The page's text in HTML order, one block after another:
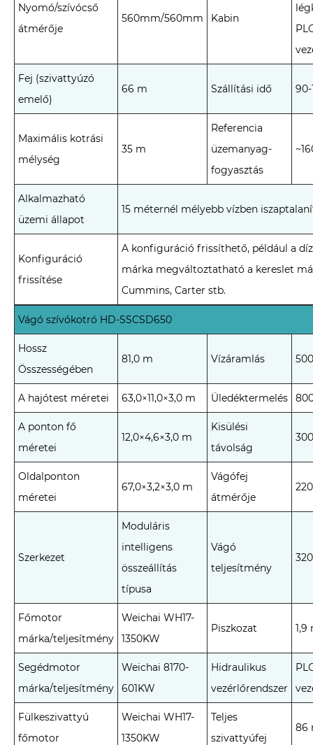
Nyomó/szívócső
átmérője
560mm/560mm Kabin
Fej (szivattyúzó
emelő)
66 m Szállítási idő 90-
Maximális kotrási
mélység
35 m
Referencia
üzemanyag-
fogyasztás
Alkalmazható
üzemi állapot
15 méternél mélyebb vízben
Konfiguráció
frissítése
A konfiguráció frissíthető, például a
márka megváltoztatható a kereslet
Cummins, Carter stb.
Vágó szívókotró HD-SSCSD650
Hossz
Összességében
81,0 m Vízáramlás
A hajótest méretei 63,0×11,0×3,0 m Üledéktermelés
A ponton fő
méretei
12,0×4,6×3,0 m
Kisülési
távolság
Oldalponton
méretei
67,0×3,2×3,0 m
Vágófej
átmérője
Szerkezet
Moduláris
intelligens
összeállítás
típusa
Vágó
teljesítmény
Főmotor
márka/teljesítmény
Weichai WH17-
1350KW
Piszkozat 1,9
Segédmotor
márka/teljesítmény
Weichai 8170-
601KW
Hidraulikus
vezérlőrendszer
Fülkeszivattyú
főmotor
Weichai WH17-
1350KW
Teljes
szivattyúfej
86